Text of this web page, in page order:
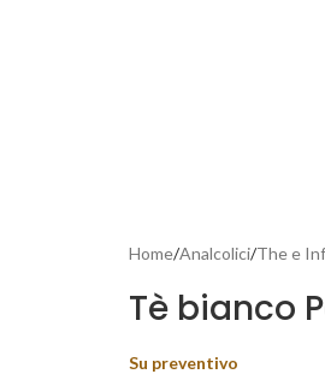
Home Analcolici The e
Tè bianco
Su preventivo